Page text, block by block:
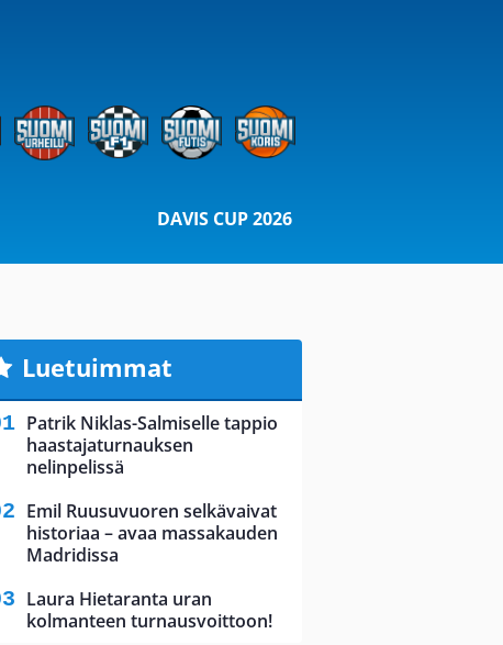
DAVIS CUP 2026
Luetuimmat
Patrik Niklas-Salmiselle tappio
haastajaturnauksen
nelinpelissä
Emil Ruusuvuoren selkävaivat
historiaa – avaa massakauden
Madridissa
Laura Hietaranta uran
kolmanteen turnausvoittoon!